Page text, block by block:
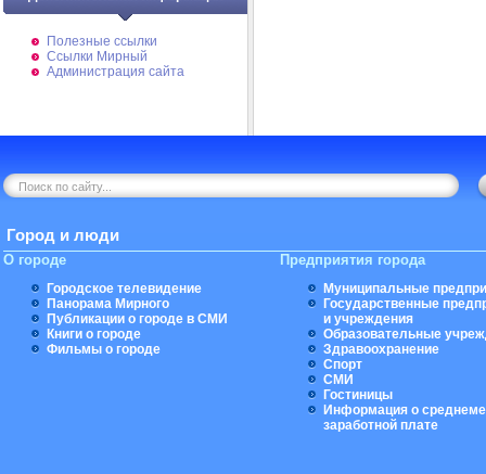
Полезные ссылки
Ссылки Мирный
Администрация сайта
Город и люди
О городе
Городское телевидение
Панорама Мирного
Публикации о городе в СМИ
Книги о городе
Фильмы о городе
Предприятия города
Муниципальные
Государственные
и учреждения
Образовательные
Здравоохранение
Спорт
СМИ
Гостиницы
Информация о
заработной плате